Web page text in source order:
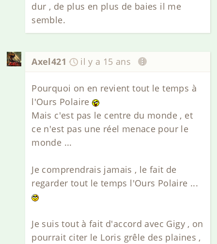
dur , de plus en plus de baies il me
semble.
Axel421 il y a 15 ans
Pourquoi on en revient tout le temps à
l'Ours Polaire
Mais c'est pas le centre du monde , et
ce n'est pas une réel menace pour le
monde ...
Je comprendrais jamais , le fait de
regarder tout le temps l'Ours Polaire ...
Je suis tout à fait d'accord avec Gigy , on
pourrait citer le Loris grêle des plaines ,